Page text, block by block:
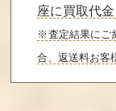
座に買取代
※査定結果にご
合、返送料お客